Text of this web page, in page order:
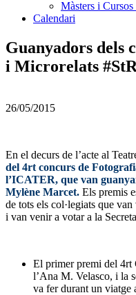
Màsters i
Calendari
Guanyadors dels
i Microrelats
26/05/2015
En el decurs de l’acte al
del 4rt concurs de
l’ICATER, que van
Mylène Marcet. Els premis
de tots els col·legiats que
i van venir a votar a la
El primer premi del 4rt
l’Ana M. Velasco, i la
va fer durant un viatge